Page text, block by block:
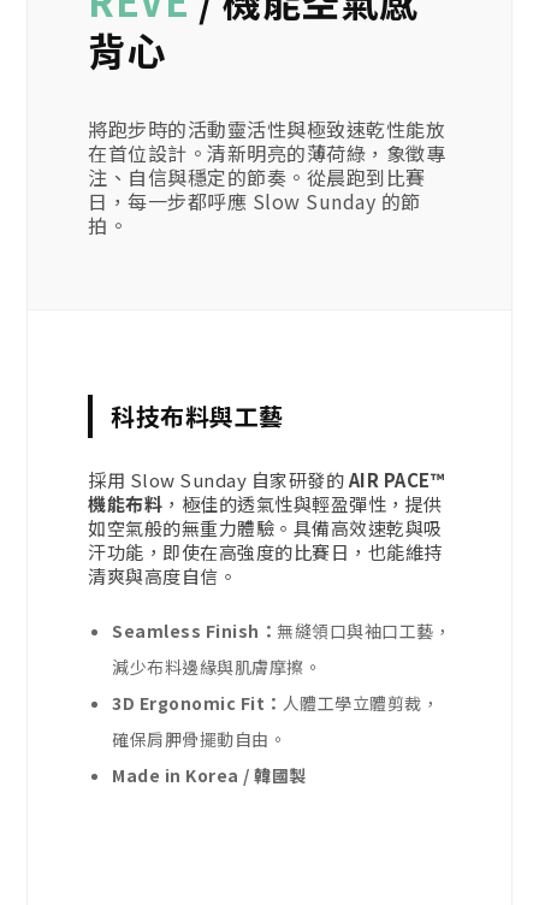
背心
將跑步時的活動靈活性與極致速乾性能放
在首位設計。清新明亮的薄荷綠，象徵專
注、自信與穩定的節奏。從晨跑到比賽
日，每一步都呼應 Slow Sunday 的節
拍。
科技布料與工藝
採用 Slow Sunday 自家研發的AIR PACE™
機能布料 ，極佳的透氣性與輕盈彈性，提供
如空氣般的無重力體驗。具備高效速乾與吸
汗功能，即使在高強度的比賽日，也能維持
清爽與高度自信。
Seamless Finish： 無縫領口與袖口工藝，
減少布料邊緣與肌膚摩擦。
3D Ergonomic Fit： 人體工學立體剪裁，
確保肩胛骨擺動自由。
Made in Korea / 韓國製